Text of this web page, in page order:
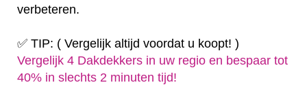
verbeteren.
✅ TIP: ( Vergelijk altijd voordat u koopt! )
Vergelijk 4 Dakdekkers in uw regio en bespaar tot
40% in slechts 2 minuten tijd!